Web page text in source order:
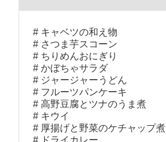
キャベツの和え物
さつま芋スコーン
ちりめんおにぎり
かぼちゃサラダ
ジャージャーうどん
フルーツパンケーキ
高野豆腐とツナのうま煮
キウイ
厚揚げと野菜のケチャップ煮
ドライカレー